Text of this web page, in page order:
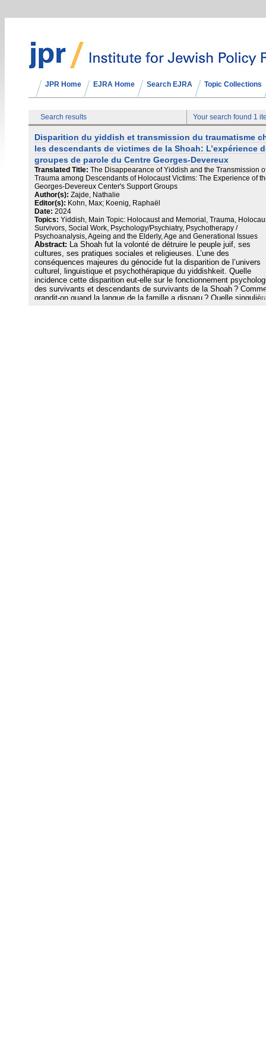
JPR Home EJRA Home Search EJRA Topic Collections
Search results Your search found 1
Disparition du yiddish et transmission du traumatisme
les descendants de victimes de la Shoah: L’expérience
groupes de parole du Centre Georges-Devereux
Translated Title: The Disappearance of Yiddish and the Transmission
Trauma among Descendants of Holocaust Victims: The Experience of
Georges-Devereux Center's Support Groups
Author(s): Zajde, Nathalie
Editor(s): Kohn, Max; Koenig, Raphaël
Date: 2024
Topics: Yiddish, Main Topic: Holocaust and Memorial, Trauma,
Survivors, Social Work, Psychology/Psychiatry, Psychotherapy /
Psychoanalysis, Ageing and the Elderly, Age and Generational Issues
Abstract: La Shoah fut la volonté de détruire le peuple juif, ses
cultures, ses pratiques sociales et religieuses. L’une des
conséquences majeures du génocide fut la disparition de l’univers
culturel, linguistique et psychothérapique du yiddishkeit. Quelle
incidence cette disparition eut-elle sur le fonctionnement
des survivants et descendants de survivants de la Shoah ?
grandit-on quand la langue de la famille a disparu ? Quelle